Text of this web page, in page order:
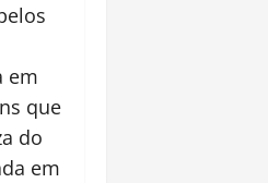
em
que
do
em